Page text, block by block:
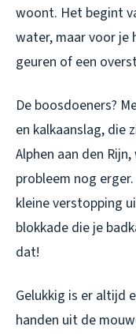
woont. Het begint
water, maar voor je
geuren of een
De boosdoeners?
en kalkaanslag, die
Alphen aan den
probleem nog
kleine verstopping
blokkade die je
dat!
Gelukkig is er altijd
handen uit de